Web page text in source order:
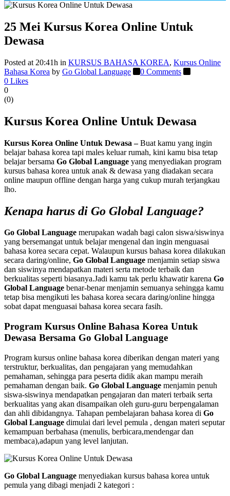
25 Mei Kursus Korea Online Untuk
Dewasa
Posted at 20:41h in KURSUS BAHASA KOREA, Kursus Online
Bahasa Korea by Go Global Language
0 Comments
0 Likes
0
(0)
Kursus Korea Online Untuk Dewasa
Kursus Korea Online Untuk Dewasa –Buat kamu yang ingin
belajar bahasa korea tapi males keluar rumah, kini kamu bisa tetap
belajar bersama Go Global Language yang menyediakan program
kursus bahasa korea untuk anak & dewasa yang diadakan secara
online maupun offline dengan harga yang cukup murah terjangkau
lho.
Kenapa harus di Go Global Language?
Go Global Language merupakan wadah bagi calon siswa/siswinya
yang bersemangat untuk belajar mengenal dan ingin menguasai
bahasa korea secara cepat. Walaupun kursus bahasa korea dilakukan
secara daring/online, Go Global Language menjamin setiap siswa
dan siswinya mendapatkan materi serta metode terbaik dan
berkualitas seperti biasanya.Jadi kamu tak perlu khawatir karena Go
Global Language benar-benar menjamin semuanya sehingga kamu
tetap bisa mengikuti les bahasa korea secara daring/online hingga
sobat dapat menguasai bahasa korea secara fasih.
Program Kursus Online Bahasa Korea Untuk
Dewasa Bersama Go Global Language
Program kursus online bahasa korea diberikan dengan materi yang
terstruktur, berkualitas, dan pengajaran yang memudahkan
pemahaman, sehingga para peserta didik akan mampu meraih
pemahaman dengan baik. Go Global Language menjamin penuh
siswa-siswinya mendapatkan pengajaran dan materi terbaik serta
berkualitas yang akan disampaikan oleh guru-guru berpengalaman
dan ahli dibidangnya. Tahapan pembelajaran bahasa korea di Go
Global Language dimulai dari level pemula , dengan materi seputar
kemampuan berbahasa (menulis, berbicara,mendengar dan
membaca),adapun yang level lanjutan.
Go Global Language menyediakan kursus bahasa korea untuk
pemula yang dibagi menjadi 2 kategori :